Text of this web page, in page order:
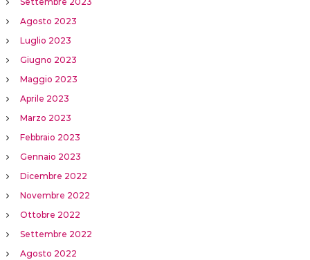
Agosto 2023
Luglio 2023
Giugno 2023
Maggio 2023
Aprile 2023
Marzo 2023
Febbraio 2023
Gennaio 2023
Dicembre 2022
Novembre 2022
Ottobre 2022
Settembre 2022
Agosto 2022